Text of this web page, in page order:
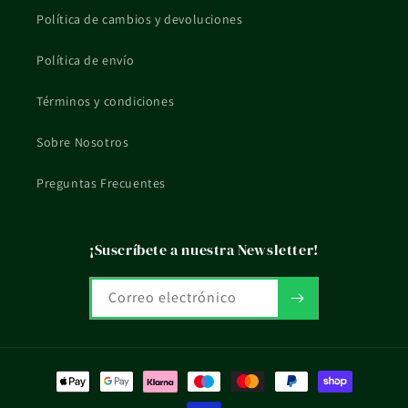
consejo profesional ni el etiquetado oficial del fabricante.
Política de cambios y devoluciones
Política de envío
Términos y condiciones
Sobre Nosotros
Preguntas Frecuentes
¡Suscríbete a nuestra Newsletter!
Correo electrónico
Formas